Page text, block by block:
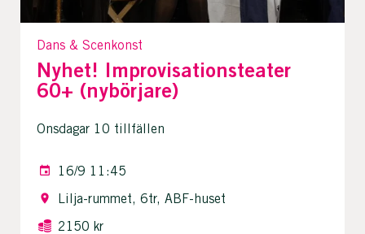
Dans & Scenkonst
Nyhet! Improvisationsteater
60+ (nybörjare)
Onsdagar 10 tillfällen
16/9 11:45
Lilja-rummet, 6tr, ABF-huset
2150 kr